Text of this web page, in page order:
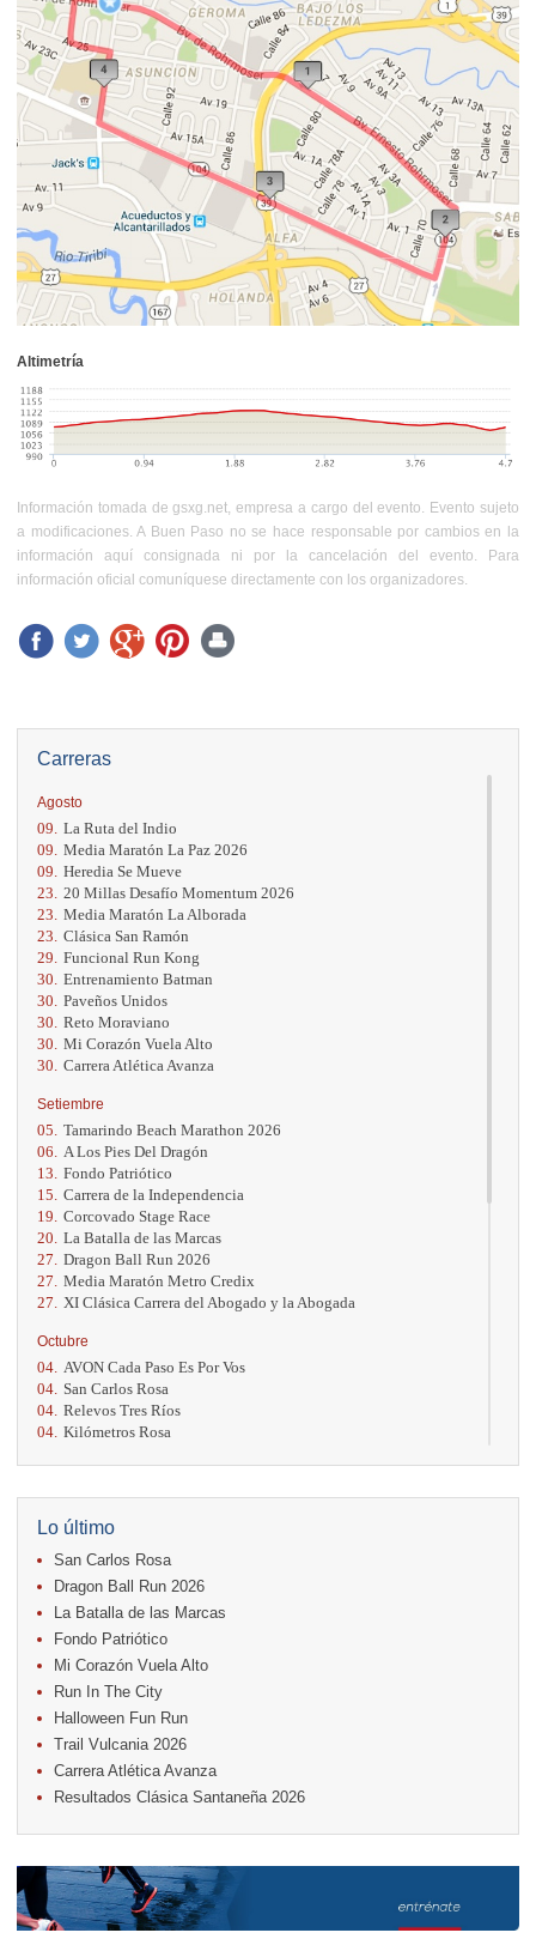
Carreras
Agosto
09. La Ruta del Indio
09. Media Maratón La Paz 2026
09. Heredia Se Mueve
23. 20 Millas Desafío Momentum 2026
23. Media Maratón La Alborada
23. Clásica San Ramón
29. Funcional Run Kong
30. Entrenamiento Batman
30. Paveños Unidos
30. Reto Moraviano
30. Mi Corazón Vuela Alto
30. Carrera Atlética Avanza
Setiembre
05. Tamarindo Beach Marathon 2026
06.
A Los Pies Del Dragón
13. Fondo Patriótico
15. Carrera de la Independencia
19. Corcovado Stage Race
20. La Batalla de las Marcas
27. Dragon Ball Run 2026
27. Media Maratón Metro Credix
27.
XI Clásica Carrera del Abogado y la Abogada
Octubre
04. AVON Cada Paso Es Por Vos
04. San Carlos Rosa
04. Relevos Tres Ríos
04. Kilómetros Rosa
18. Casa Turire Trail Run
18.
Warriors Run Circuit
18. Samsung Jacó Beach Half Marathon 2026
25. KRun by Under Armour
25. Run Alajuela
31.
Halloween Fun Run
Noviembre
08. Lindora Run
15. Entre Pan y Rosas
Diciembre
Trail Vulcania 2026
12. Media Maratón Puntarenas 2026
Lo último
San Carlos Rosa
Dragon Ball Run 2026
La Batalla de las Marcas
Fondo Patriótico
Mi Corazón Vuela Alto
Run In The City
Halloween Fun Run
Trail Vulcania 2026
Carrera Atlética Avanza
Resultados Clásica Santaneña 2026
Altimetría
Información tomada de gsxg.net, empresa a cargo del evento. Evento sujeto
a modificaciones. A Buen Paso no se hace responsable por cambios en la
información aquí consignada ni por la cancelación del evento. Para
información oficial comuníquese directamente con los organizadores.